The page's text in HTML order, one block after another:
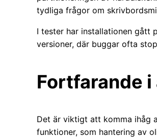
tydliga frågor om
I tester har installationen
versioner, där buggar ofta
Fortfarande i
Det är viktigt att komma ihåg
funktioner, som hantering av